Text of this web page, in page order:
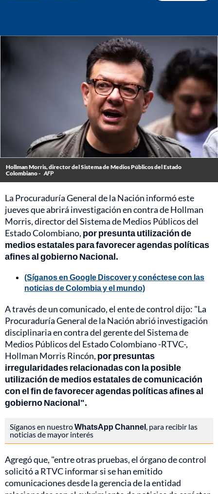
Hollman Morris, director del Sistema de Medios Públicos del Estado
Colombiano - AFP
La Procuraduría General de la Nación informó este
jueves que abrirá investigación en contra de Hollman
Morris, director del Sistema de Medios Públicos del
Estado Colombiano, por presunta utilización de
medios estatales para favorecer agendas políticas
afines al gobierno Nacional.
(Síganos en Google Discover y conéctese con las
noticias de Colombia y el mundo)
A través de un comunicado, el ente de control dijo: "La
Procuraduría General de la Nación abrió investigación
disciplinaria en contra del gerente del Sistema de
Medios Públicos del Estado Colombiano -RTVC-,
Hollman Morris Rincón, por presuntas
irregularidades relacionadas con la posible
utilización de medios estatales de comunicación
con el fin de favorecer agendas políticas afines al
gobierno Nacional".
Síganos en nuestroWhatsApp Channel, para recibir las
noticias de mayor interés
Agregó que, "entre otras pruebas, el órgano de control
solicitó a RTVC informar si se han emitido
comunicaciones desde la gerencia de la entidad